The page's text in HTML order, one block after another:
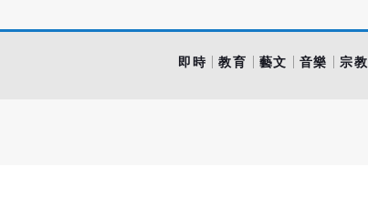
即時 教育 藝文 音樂 宗教